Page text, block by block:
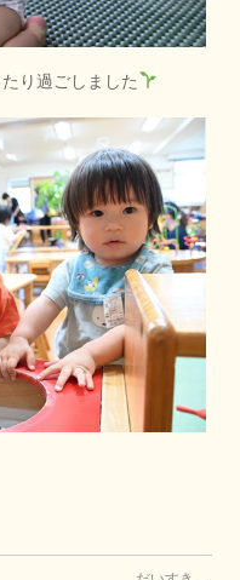
り過ごしました